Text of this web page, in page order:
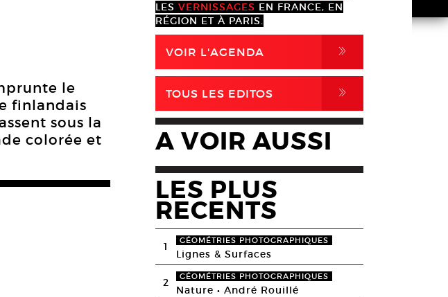
le
finlandais
sous la
colorée et
LES VERNISSAGES EN FRANCE, EN
RÉGION ET À PARIS.
VOIR L'AGENDA ,
TOUS LES EDITOS ,
A VOIR AUSSI
LES PLUS
RECENTS
1 GÉOMÉTRIES PHOTOGRAPHIQUES
Lignes & Surfaces
2 GÉOMÉTRIES PHOTOGRAPHIQUES
Nature • André Rouillé